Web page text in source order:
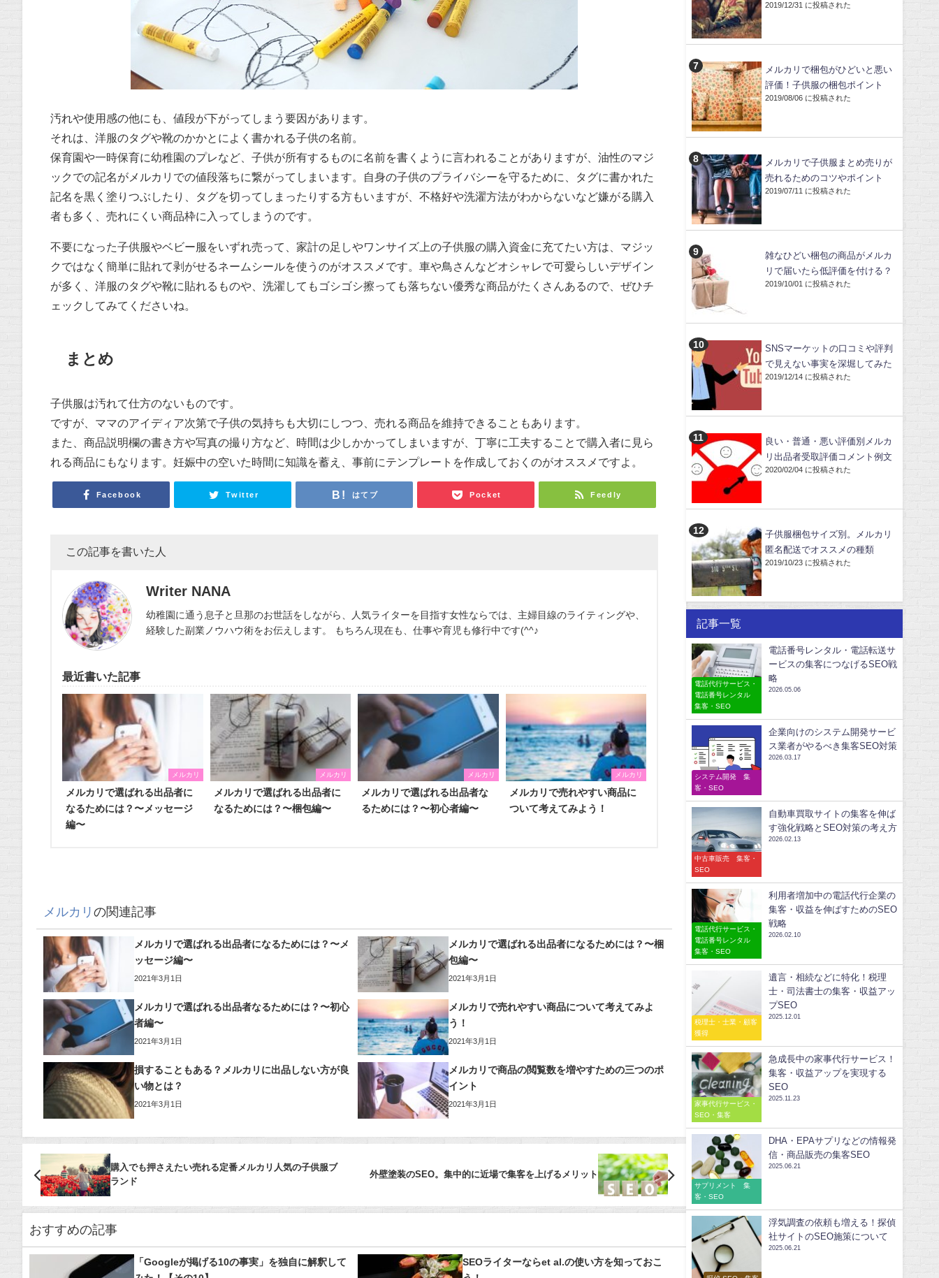
汚れや使用感の他にも、値段が下がってしまう要因があります。
それは、洋服のタグや靴のかかとによく書かれる子供の名前。
保育園や一時保育に幼稚園のプレなど、子供が所有するものに名前を書くように言われることがありますが、油性のマジ
ックでの記名がメルカリでの値段落ちに繋がってしまいます。自身の子供のプライバシーを守るために、タグに書かれた
記名を黒く塗りつぶしたり、タグを切ってしまったりする方もいますが、不格好や洗濯方法がわからないなど嫌がる購入
者も多く、売れにくい商品枠に入ってしまうのです。
不要になった子供服やベビー服をいずれ売って、家計の足しやワンサイズ上の子供服の購入資金に充てたい方は、マジッ
クではなく簡単に貼れて剥がせるネームシールを使うのがオススメです。車や鳥さんなどオシャレで可愛らしいデザイン
が多く、洋服のタグや靴に貼れるものや、洗濯してもゴシゴシ擦っても落ちない優秀な商品がたくさんあるので、ぜひチ
ェックしてみてくださいね。
まとめ
子供服は汚れて仕方のないものです。
ですが、ママのアイディア次第で子供の気持ちも大切にしつつ、売れる商品を維持できることもあります。
また、商品説明欄の書き方や写真の撮り方など、時間は少しかかってしまいますが、丁寧に工夫することで購入者に見ら
れる商品にもなります。妊娠中の空いた時間に知識を蓄え、事前にテンプレートを作成しておくのがオススメですよ。
Facebook Twitter はてブ Pocket Feedly
この記事を書いた人
Writer NANA
幼稚園に通う息子と旦那のお世話をしながら、人気ライターを目指す女性ならでは、主婦目線のライティングや、
経験した副業ノウハウ術をお伝えします。 もちろん現在も、仕事や育児も修行中です(^^♪
最近書いた記事
メルカリ
メルカリで選ばれる出品者に
なるためには？〜メッセージ
編〜
メルカリ
メルカリで選ばれる出品者に
なるためには？〜梱包編〜
メルカリ
メルカリで選ばれる出品者な
るためには？〜初心者編〜
メルカリ
メルカリで売れやすい商品に
ついて考えてみよう！
メルカリ の関連記事
メルカリで選ばれる出品者になるためには？〜メ
ッセージ編〜
2021年3月1日
メルカリで選ばれる出品者になるためには？〜梱
包編〜
2021年3月1日
メルカリで選ばれる出品者なるためには？〜初心
者編〜
2021年3月1日
メルカリで売れやすい商品について考えてみよ
う！
2021年3月1日
損することもある？メルカリに出品しない方が良
い物とは？
2021年3月1日
メルカリで商品の閲覧数を増やすための三つのポ
イント
2021年3月1日
購入でも押さえたい売れる定番メルカリ人気の子供服ブ
ランド
外壁塗装のSEO。集中的に近場で集客を上げるメリット
おすすめの記事
「Googleが掲げる10の事実」を独自に解釈して
SEOライターならet al.の使い方を知っておこ
2019/12/31 に投稿された
メルカリで梱包がひどいと悪い
評価！子供服の梱包ポイント
2019/08/06 に投稿された
メルカリで子供服まとめ売りが
売れるためのコツやポイント
2019/07/11 に投稿された
雑なひどい梱包の商品がメルカ
リで届いたら低評価を付ける？
2019/10/01 に投稿された
SNSマーケットの口コミや評判
で見えない事実を深堀してみた
2019/12/14 に投稿された
良い・普通・悪い評価別メルカ
リ出品者受取評価コメント例文
2020/02/04 に投稿された
子供服梱包サイズ別。メルカリ
匿名配送でオススメの種類
2019/10/23 に投稿された
記事一覧
電話代行サービス・
電話番号レンタル
集客・SEO
電話番号レンタル・電話転送サ
ービスの集客につなげるSEO戦
略
2026.05.06
システム開発 集
客・SEO
企業向けのシステム開発サービ
ス業者がやるべき集客SEO対策
2026.03.17
中古車販売 集客・
SEO
自動車買取サイトの集客を伸ば
す強化戦略とSEO対策の考え方
2026.02.13
電話代行サービス・
電話番号レンタル
集客・SEO
利用者増加中の電話代行企業の
集客・収益を伸ばすためのSEO
戦略
2026.02.10
税理士・士業・顧客
獲得
遺言・相続などに特化！税理
士・司法書士の集客・収益アッ
プSEO
2025.12.01
家事代行サービス・
SEO・集客
急成長中の家事代行サービス！
集客・収益アップを実現する
SEO
2025.11.23
サプリメント 集
客・SEO
DHA・EPAサプリなどの情報発
信・商品販売の集客SEO
2025.06.21
浮気調査の依頼も増える！探偵
社サイトのSEO施策について
2025.06.21